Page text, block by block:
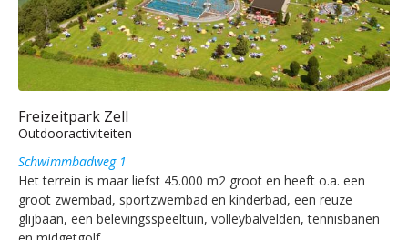
Freizeitpark Zell
Outdooractiviteiten
Schwimmbadweg 1
Het terrein is maar liefst 45.000 m2 groot en heeft o.a. een
groot zwembad, sportzwembad en kinderbad, een reuze
glijbaan, een belevingsspeeltuin, volleybalvelden, tennisbanen